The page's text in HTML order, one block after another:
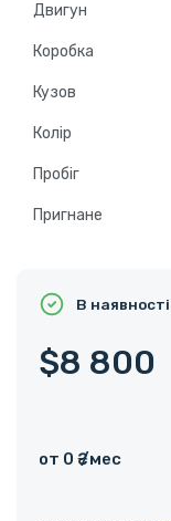
Двигун
Коробка
Кузов
Колір
Пробіг
Пригнане
В наявності
$8 800
от 0 ₴ /мес